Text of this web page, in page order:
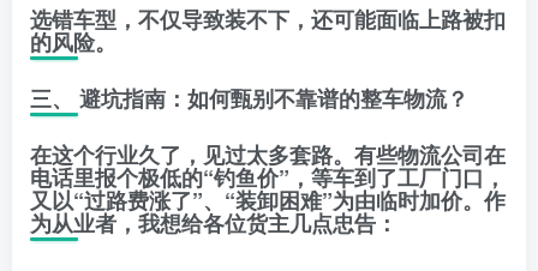
选错车型，不仅导致装不下，还可能面临上路被扣
的风险。
三、 避坑指南：如何甄别不靠谱的整车物流？
在这个行业久了，见过太多套路。有些物流公司在
电话里报个极低的“钓鱼价”，等车到了工厂门口，
又以“过路费涨了”、“装卸困难”为由临时加价。作
为从业者，我想给各位货主几点忠告：